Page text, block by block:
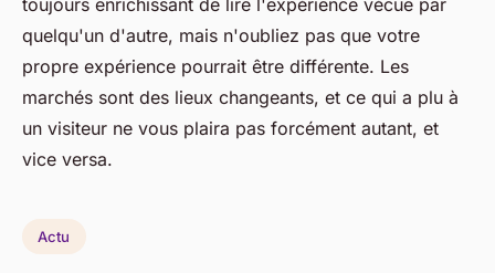
toujours enrichissant de lire l'expérience vécue par
quelqu'un d'autre, mais n'oubliez pas que votre
propre expérience pourrait être différente. Les
marchés sont des lieux changeants, et ce qui a plu à
un visiteur ne vous plaira pas forcément autant, et
vice versa.
Actu